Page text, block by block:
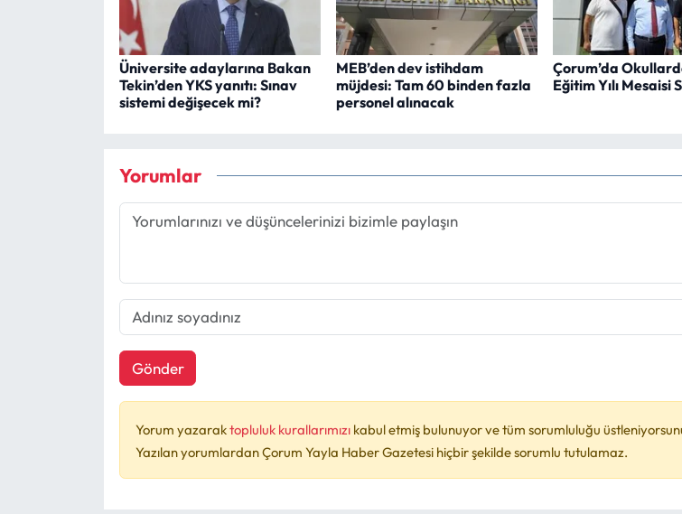
Üniversite adaylarına Bakan
Tekin’den YKS yanıtı: Sınav
sistemi değişecek mi?
MEB’den dev istihdam
müjdesi: Tam 60 binden fazla
personel alınacak
Çorum’da
Eğitim Yılı Mesaisi
Yorumlar
Gönder
Yorum yazaraktopluluk kurallarımızı kabul etmiş bulunuyor ve tüm sorumluluğu
Yazılan yorumlardan Çorum Yayla Haber Gazetesi hiçbir şekilde sorumlu tutulamaz.